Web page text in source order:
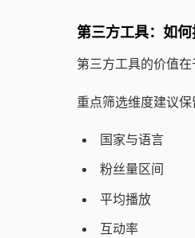
第三方工具：如
第三方工具的价值在
重点筛选维度建议保
国家与语言
粉丝量区间
平均播放
互动率